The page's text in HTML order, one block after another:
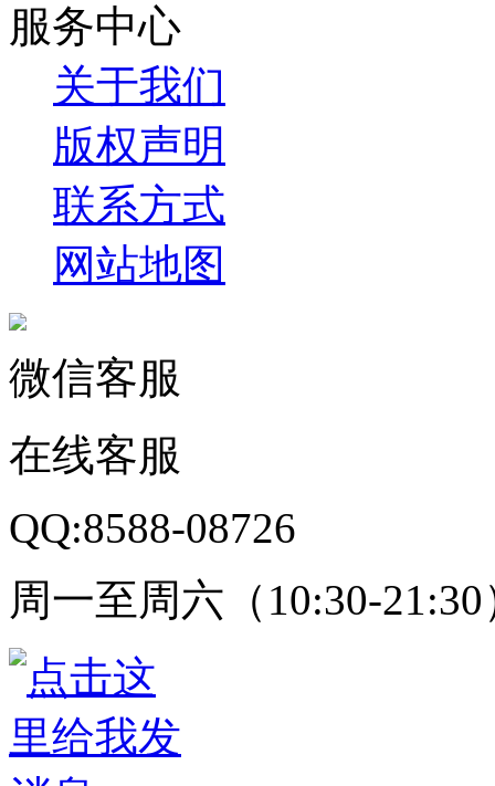
服务中心
关于我们
版权声明
联系方式
网站地图
微信客服
在线客服
QQ:8588-08726
周一至周六（10:30-21:30